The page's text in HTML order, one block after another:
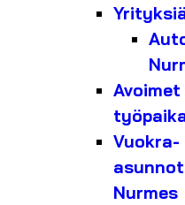
Avoimet
Vuokra-
asunnot
Nurmes